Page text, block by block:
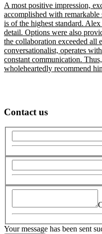
A most positive impression,
accomplished with
is of the highest standard.
detail. Options were also
the collaboration exceeded all
conversationalist, operates
constant communication.
wholeheartedly recommend
Contact us
Your message has been sent